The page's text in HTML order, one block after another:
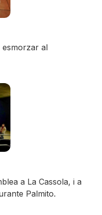
esmorzar al
a La Cassola, i a
Palmito.